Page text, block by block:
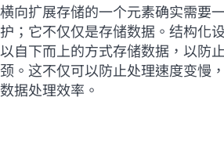
横向扩展存储的一个元素确实需要
护；它不仅仅是存储数据。结构化
以自下而上的方式存储数据，以防
颈。这不仅可以防止处理速度变慢
数据处理效率。